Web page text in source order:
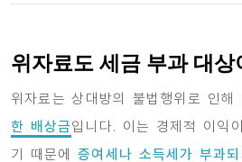
위자료도 세금 부과 대상
위자료는 상대방의 불법행위로 인해
한 배상금입니다. 이는 경제적 이익
기 때문에증여세나 소득세가 부과